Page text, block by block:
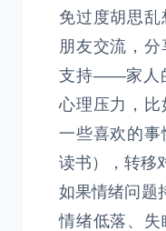
免过度胡思乱
朋友交流，
支持——家人
心理压力，比
一些喜欢的事
读书），转移
如果情绪问题
情绪低落、失